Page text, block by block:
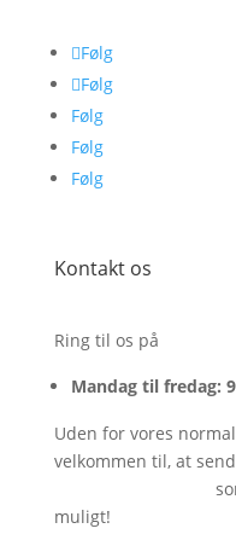
Følg
Følg
Følg
Følg
Følg
Kontakt os
Ring til os på
Mandag til fredag:
Uden for vores
velkommen til, at
muligt!